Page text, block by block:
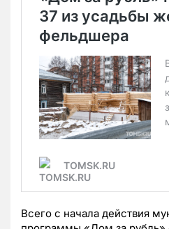
Всего с начала действия